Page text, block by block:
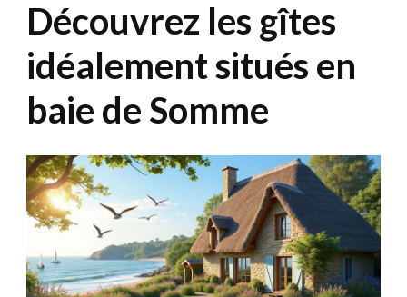
Découvrez les gîtes
idéalement situés en
baie de Somme